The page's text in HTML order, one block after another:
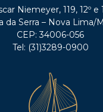
Niemeyer, 119, 12º e
da Serra – Nova Lima/
CEP: 34006-056
Tel: (31)3289-0900